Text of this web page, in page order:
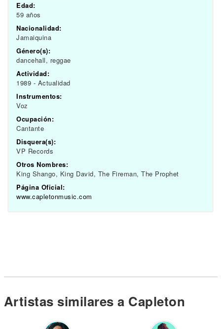
Edad:
59 años
Nacionalidad:
Jamaiquina
Género(s):
dancehall, reggae
Actividad:
1989 - Actualidad
Instrumentos:
Voz
Ocupación:
Cantante
Disquera(s):
VP Records
Otros Nombres:
King Shango, King David, The Fireman, The Prophet
Página Oficial:
www.capletonmusic.com
Artistas similares a Capleton